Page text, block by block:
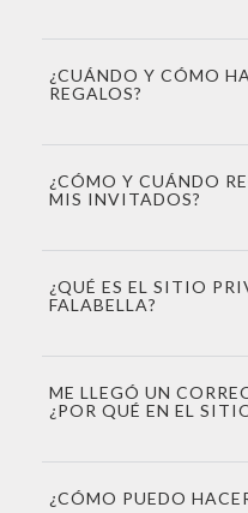
¿CUÁNDO Y CÓMO
REGALOS?
¿CÓMO Y CUÁNDO
MIS INVITADOS?
¿QUÉ ES EL SITIO
FALABELLA?
ME LLEGÓ UN
¿POR QUÉ EN EL
¿CÓMO PUEDO